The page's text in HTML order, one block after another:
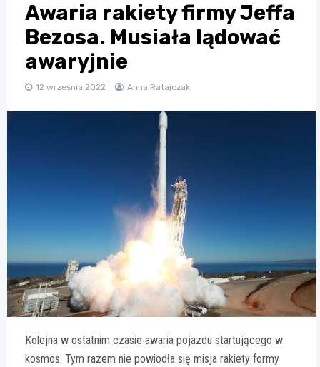
Awaria rakiety firmy Jeffa
Bezosa. Musiała lądować
awaryjnie
12 września 2022 Anna Ratajczak
Kolejna w ostatnim czasie awaria pojazdu startującego w
kosmos. Tym razem nie powiodła się misja rakiety formy